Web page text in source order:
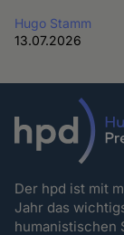
Hugo Stamm
13.07.2026
Der hpd ist mit
Jahr das
humanistischen